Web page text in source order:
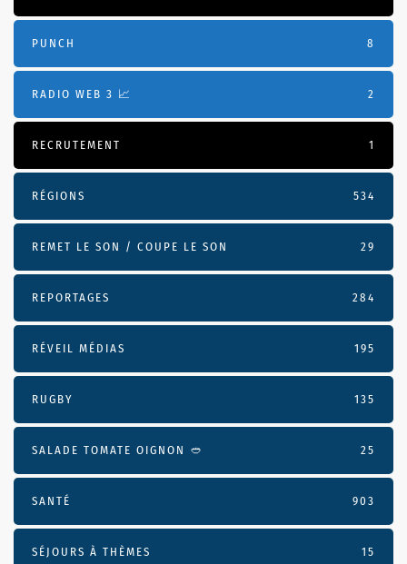
PUNCH 8
RADIO WEB 3 📈 2
RECRUTEMENT 1
RÉGIONS 534
REMET LE SON / COUPE LE SON 29
REPORTAGES 284
RÉVEIL MÉDIAS 195
RUGBY 135
SALADE TOMATE OIGNON 🥙 25
SANTÉ 903
SÉJOURS À THÈMES 15